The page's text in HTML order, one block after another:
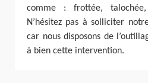
comme : frottée,
N’hésitez pas à solliciter
car nous disposons de
à bien cette intervention.